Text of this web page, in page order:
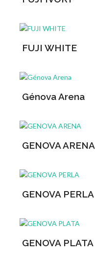
FUJI WHITE
Génova Arena
GENOVA ARENA
GENOVA PERLA
GENOVA PLATA